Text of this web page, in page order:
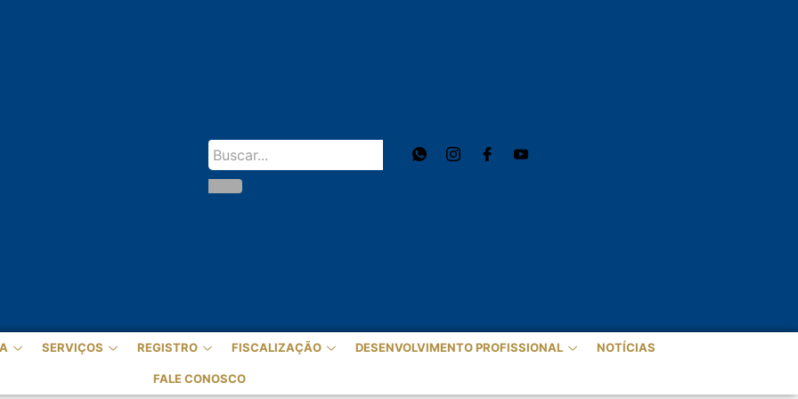
SERVIÇOS REGISTRO FISCALIZAÇÃO DESENVOLVIMENTO PROFISSIONAL NOTÍCIAS
FALE CONOSCO